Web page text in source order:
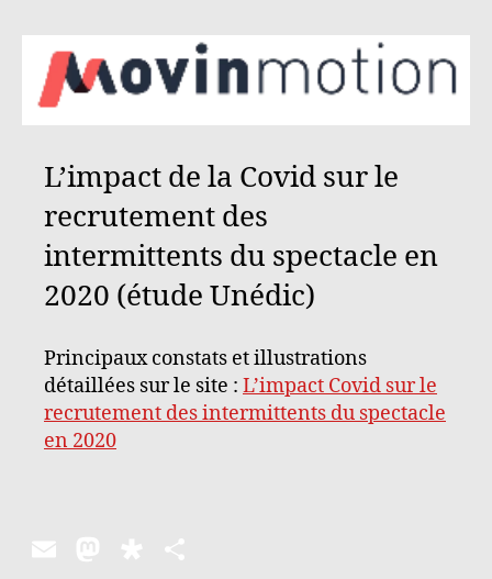
le
recrutement
spectacle
L’impact de la Covid sur le
recrutement des
intermittents du spectacle en
2020 (étude Unédic)
Principaux constats et illustrations
détaillées sur le site : L’impact Covid sur le
recrutement des intermittents du spectacle
en 2020